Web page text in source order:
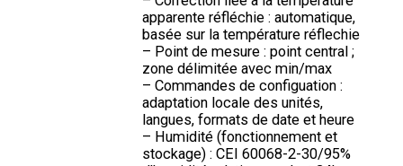
apparente réfléchie : automatique,
basée sur la température réflechie
– Point de mesure : point central ;
zone délimitée avec min/max
– Commandes de configuation :
adaptation locale des unités,
langues, formats de date et heure
– Humidité (fonctionnement et
stockage) : CEI 60068-2-30/95%